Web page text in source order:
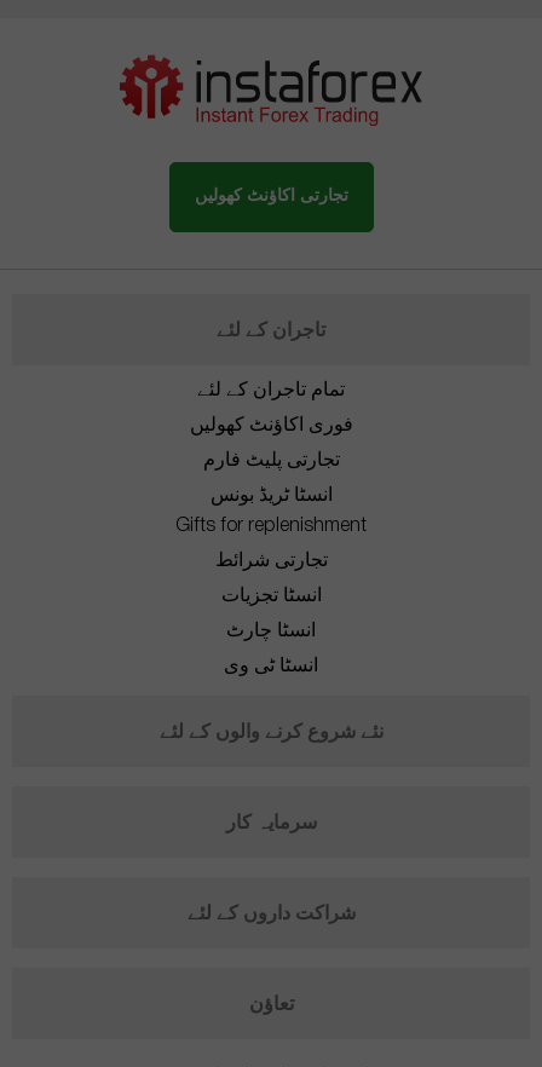
تجارتی اکاؤنٹ کھولیں
تاجران کے لئے
تمام تاجران کے لئے
فوری اکاؤنٹ کھولیں
تجارتی پلیٹ فارم
انسٹا ٹریڈ بونس
Gifts for replenishment
تجارتی شرائط
انسٹا تجزیات
انسٹا چارٹ
انسٹا ٹی وی
نئے شروع کرنے والوں کے لئے
سرمایہ کار
شراکت داروں کے لئے
تعاؤن